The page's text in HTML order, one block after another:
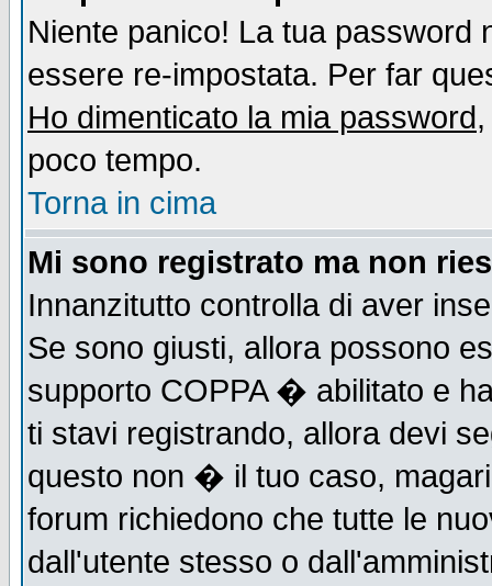
Niente panico! La tua
essere re-impostata. Per far
Ho dimenticato la mia password
poco tempo.
Torna in cima
Mi sono registrato ma non
Innanzitutto controlla di aver
Se sono giusti, allora possono
supporto COPPA � abilitato e
ti stavi registrando, allora devi
questo non � il tuo caso,
forum richiedono che tutte le
dall'utente stesso o